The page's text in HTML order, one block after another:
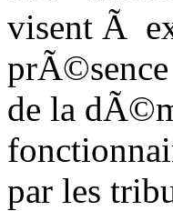
visent Ã
de la
par les